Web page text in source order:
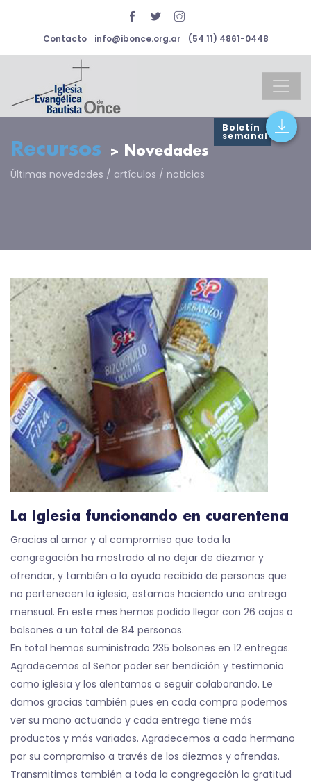
Contacto info@ibonce.org.ar (54 11) 4861-0448
Boletín
semanal
Recursos > Novedades
Últimas novedades / artículos / noticias
La Iglesia funcionando en cuarentena
Gracias al amor y al compromiso que toda la
congregación ha mostrado al no dejar de diezmar y
ofrendar, y también a la ayuda recibida de personas que
no pertenecen la iglesia, estamos haciendo una entrega
mensual. En este mes hemos podido llegar con 26 cajas o
bolsones a un total de 84 personas.
En total hemos suministrado 235 bolsones en 12 entregas.
Agradecemos al Señor poder ser bendición y testimonio
como iglesia y los alentamos a seguir colaborando. Le
damos gracias también pues en cada compra podemos
ver su mano actuando y cada entrega tiene más
productos y más variados. Agradecemos a cada hermano
por su compromiso a través de los diezmos y ofrendas.
Transmitimos también a toda la congregación la gratitud